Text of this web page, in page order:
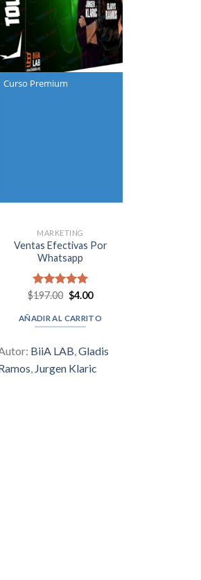
Curso Premium
MARKETING
Ventas Efectivas Por
Whatsapp
Valorado en
$197.00 Original
price
was:
$197.00.
$4.00Current
is:
$4.00.
AÑADIR AL CARRITO
BiiA LAB,Gladis
, Jurgen Klaric